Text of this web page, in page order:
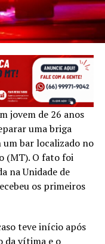
jovem de 26 anos
uma briga
bar localizado no
(MT). O fato foi
na Unidade de
os primeiros
teve início após
da vítima e o